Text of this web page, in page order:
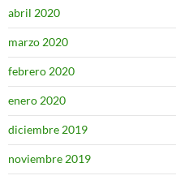
abril 2020
marzo 2020
febrero 2020
enero 2020
diciembre 2019
noviembre 2019